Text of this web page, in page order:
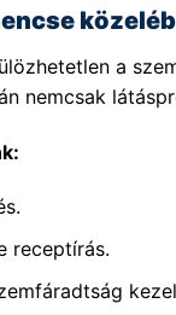
a
nemcsak
receptírás.